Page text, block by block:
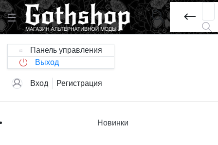
Панель управления
Выход
Вход Регистрация
Новинки